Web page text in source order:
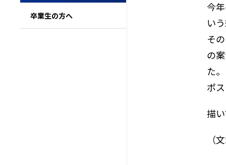
卒業生の方へ
今
い
そ
の
た。
ポ
描
（